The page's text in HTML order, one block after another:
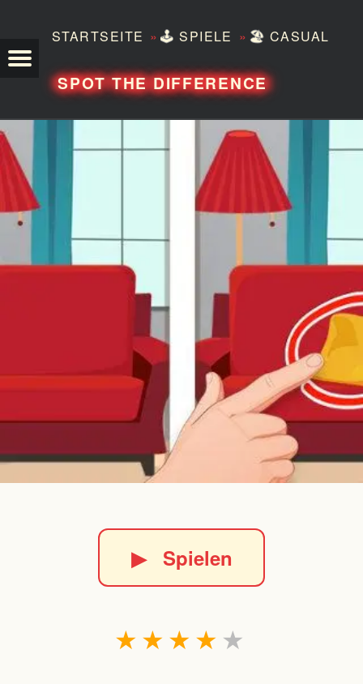
STARTSEITE »🕹️ SPIELE » 🏖️ CASUAL
SPOT THE DIFFERENCE
▶Spielen
★
★
★
★
★